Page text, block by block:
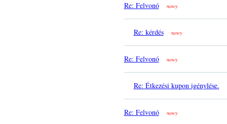
Re: Felvonó nowy
Re: kérdés nowy
Re: Felvonó nowy
Re: Étkezési kupon igénylése.
Re: Felvonó nowy